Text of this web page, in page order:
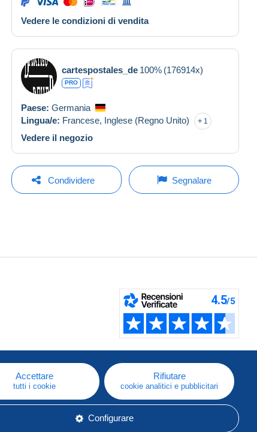
Vedere le condizioni di vendita
cartespostales_de 100% (176914x)
PRO
Paese: Germania
Lingua/e: Francese, Inglese (Regno Unito) 1
Vedere il negozio
Condividere Segnalare
Accettare
tutti i cookie
Rifiutare
cookie analitici e pubblicitari
Configurare